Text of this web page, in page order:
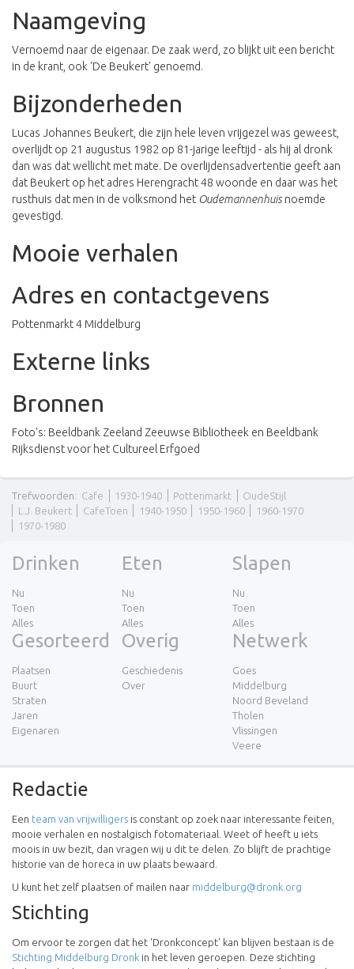
Naamgeving
Vernoemd naar de eigenaar. De zaak werd, zo blijkt uit een bericht
in de krant, ook 'De Beukert' genoemd.
Bijzonderheden
Lucas Johannes Beukert, die zijn hele leven vrijgezel was geweest,
overlijdt op 21 augustus 1982 op 81-jarige leeftijd - als hij al dronk
dan was dat wellicht met mate. De overlijdensadvertentie geeft aan
dat Beukert op het adres Herengracht 48 woonde en daar was het
rusthuis dat men in de volksmond het Oudemannenhuisnoemde
gevestigd.
Mooie verhalen
Adres en contactgevens
Pottenmarkt 4 Middelburg
Externe links
Bronnen
Foto's: Beeldbank Zeeland Zeeuwse Bibliotheek en Beeldbank
Rijksdienst voor het Cultureel Erfgoed
Trefwoorden: Cafe 1930-1940 Pottenmarkt
OudeStijl
L.J. Beukert
CafeToen 1940-1950 1950-1960
1960-1970
1970-1980
Drinken
Nu
Toen
Alles
Eten
Nu
Toen
Alles
Slapen
Nu
Toen
Alles
Gesorteerd
Plaatsen
Buurt
Straten
Jaren
Eigenaren
Overig
Geschiedenis
Over
Netwerk
Goes
Middelburg
Noord Beveland
Tholen
Vlissingen
Veere
Redactie
Een team van vrijwilligers is constant op zoek naar interessante feiten,
mooie verhalen en nostalgisch fotomateriaal. Weet of heeft u iets
moois in uw bezit, dan vragen wij u dit te delen. Zo blijft de prachtige
historie van de horeca in uw plaats bewaard.
U kunt het zelf plaatsen of mailen naar middelburg@dronk.org
Stichting
Om ervoor te zorgen dat het 'Dronkconcept' kan blijven bestaan is de
Stichting Middelburg Dronk in het leven geroepen. Deze stichting